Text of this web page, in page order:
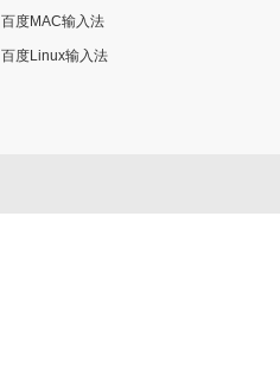
百度MAC输入法
百度Linux输入法